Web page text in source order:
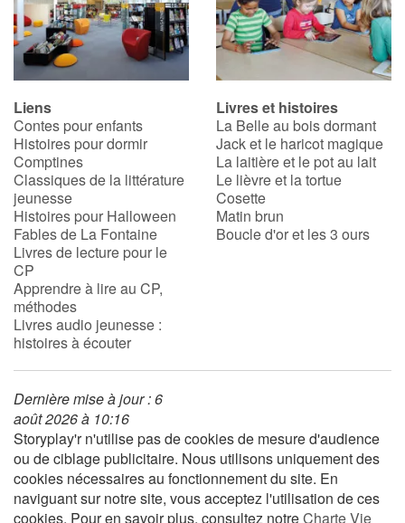
Écoles
Médiathèques
Vidéos & Tutoriaux
Blog
Actualités
Par thématique
Rencontres et témoignages
Contes d'ici et d'ailleurs
Autour de la lecture
Apprendre à lire
Livre audio
Liens
Contes pour enfants
Histoires pour dormir
Comptines
Classiques de la littérature
jeunesse
Histoires pour Halloween
Fables de La Fontaine
Livres de lecture pour le
CP
Apprendre à lire au CP,
méthodes
Livres audio jeunesse :
histoires à écouter
Livres et histoires
La Belle au bois dormant
Jack et le haricot magique
La laitière et le pot au lait
Le lièvre et la tortue
Cosette
Matin brun
Boucle d'or et les 3 ours
Dernière mise à jour : 6
août 2026 à 10:16
Storyplay'r n'utilise pas de cookies de mesure d'audience
ou de ciblage publicitaire. Nous utilisons uniquement des
cookies nécessaires au fonctionnement du site. En
naviguant sur notre site, vous acceptez l'utilisation de ces
cookies. Pour en savoir plus, consultez notreCharte Vie